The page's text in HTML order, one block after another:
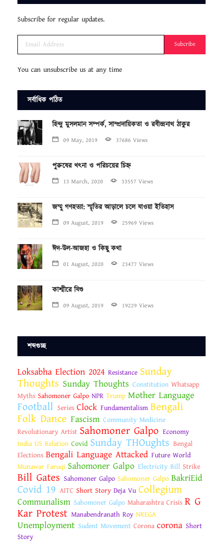
Subscribe for regular updates.
Subcribe
You can unsubscribe us at any time
সর্বাধিক পঠিত
হিন্দু মুসলমান সম্পর্ক, সাম্প্রদায়িকতা ও রবীন্দ্রনাথ ঠাকুর
09 May, 2019 37686 Views
পুরুষের খৎনা ও পরিচয়ের চিহ্ন
13 March, 2020 33557 Views
জম্মু গণহত্যা: স্মৃতির আড়ালে চলে যাওয়া ইতিহাস
09 August, 2019 25969 Views
ঈদ-উল-আজহা ও কিছু কথা
01 August, 2020 23477 Views
কাশ্মীরে যিশু
09 August, 2019 19229 Views
শব্দগুচ্ছ
Loksabha Election 2024 Resistance Sunday
Thoughts Sunday Thoughts Constitution Whatsapp
Myths Sahomoner Galpo NPR Trump Mother Language
Football Series Clock Fundamentalism Bengali
Folk Dance Fascism Community Medicine
Revolutionary Artist Sahomoner Galpo Economy
India US Relation Covid Sunday THOughts Bengal
Elections Bengali Language Attacked Future World
Munawar Faruqi Sahomoner Galpo Electricity Bill Strike
Bill Gates Sahomoner Galpo Sahomoner Galpo BakriEid
Covid 19 AITC Short Story Deja Vu Collegium
Communalism Sahomoner Galpo Maharashtra Crisis R G
Kar Protest Manabendranath Roy NREGA
Unemployment Sudent Movement Corona corona Short
Story